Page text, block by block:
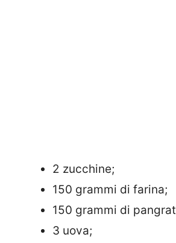
2 zucchine;
150 grammi di farina;
150 grammi di
3 uova;